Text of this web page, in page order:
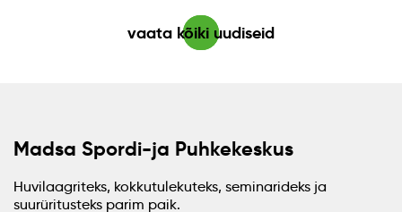
vaata kõiki uudiseid
Madsa Spordi-ja Puhkekeskus
Huvilaagriteks, kokkutulekuteks, seminarideks ja
suurüritusteks parim paik.